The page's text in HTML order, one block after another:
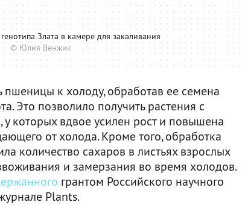
Злата в камере для закаливания
© Юлия Венжик
пшеницы к холоду, обработав ее семена
Это позволило получить растения с
которых вдвое усилен рост и повышена
от холода. Кроме того, обработка
количество сахаров в листьях взрослых
и замерзания во время холодов.
грантом Российского научного
Plants.